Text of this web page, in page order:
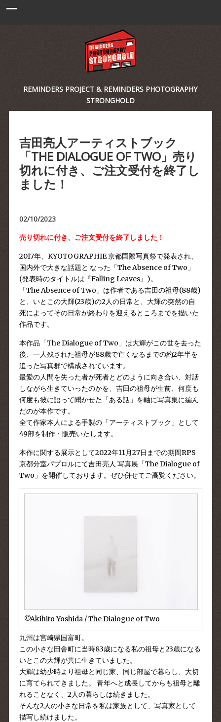
REMINDERS PROJECT & REMINDERS PHOTOGRAPHY
STRONGHOLD
吉田亮人アーティストブック
「THE DIALOGUE OF TWO」売り
切れに付き、ご注文受付を終了し
ました！
02/10/2023
売り切れに付き、ご注文受付を終了しました！
2017年、 KYOTOGRAPHIE 京都国際写真祭で発表され、
国内外で大きな話題と なった 「The Absence of Two」
(発表時のタイトルは『Falling Leaves』)。
「The Absence of Two」 は作者である吉田の祖母(88歳)
と、いとこの大輝(23歳)の2人の日常と、大輝の突然の自
死によってその日常が終わりを迎えるところまでを描いた
作品です。
本作品「The Dialogue of Two」は大輝がこの世を去った
後、一人残された祖母が88歳で亡くなるまでの約2年半を
追った写真群で構成されています。
最愛の人間を失った者が死者とどのように向き合い、対話
しながら生きていったのかを、吉田の祖母が生前、何度も
何度も彼に語って聞かせた「ある話」を軸に写真集に編ん
だのが本作です。
全て作家本人による手製の「アーティストブック」として
49部を制作・販売いたします。
本作に関する展示として2022年11月27日までの期間RPS
京都分室パプロルにて吉田亮人 写真展「The Dialogue of
Two」 を開催しております。ぜひ併せてご高覧ください。
©︎Akihito Yoshida / The Dialogue of Two
九州は宮崎県国富町。
この小さな田舎町に当時83歳になる私の祖母と23歳になる
いとこの大輝が共に生きていました。
大輝は幼少時より祖母と同じ家、同じ部屋で暮らし、大切
に育てられてきました。 青年へと成長してからも祖母と離
れることなく、2人の暮らしは続きました。
そんな2人の小さな日常を私は家族として、写真家として
描写し続けました。